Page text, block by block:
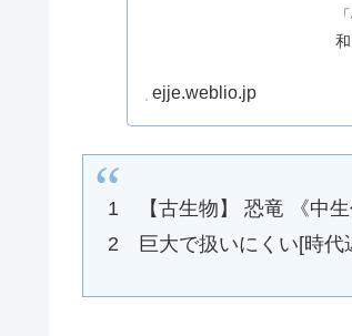
ejje.weblio.jp
1 【古生物】 恐竜 《中生
2 巨大で扱いにくい[時代